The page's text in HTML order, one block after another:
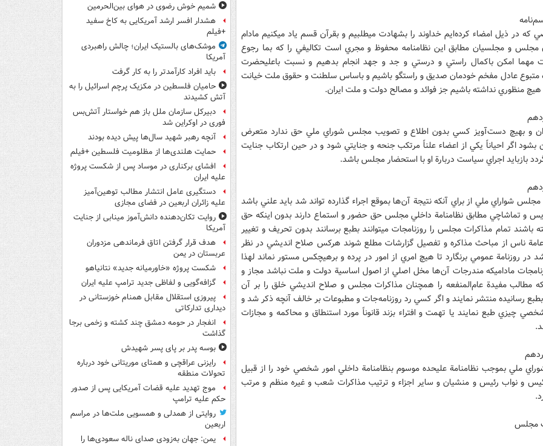
که در ذيل امضاء کرده‌ايم خداوند را بشهادت ميطلبيم و بقرآن قسم ياد ميکنيم مادام
و مجلسيان مطابق اين نظامنامه محفوظ و مجري است تکاليفي را که بما رجوع
مهما امکن باکمال راستي و درستي و جد و جهد انجام بدهيم و نسبت باعليحضرت
متبوع عادل مفخم خودمان صديق و راستگو باشيم و باساس سلطنت و حقوق ملت خيانت
هيچ منظوري نداشته باشيم جز فوائد و مصالح دولت و ملت ايران.
و بهيچ دست‌آويز کسي بدون اطلاع و تصويب مجلس شوراي ملي حق ندارد متعرض
بشود اگر احياناً يکي از اعضاء علناً مرتکب جنحه و جنايتي شود و در حين ارتکاب جنايت
بازبايد اجراي سياست دربارة او با استحضار مجلس باشد.
مجلس شواراي ملي از براي آنکه نتيجة آن‌ها بموقع اجراء گذارده تواند شد بايد علني باشد
و تماشاچي مطابق نظامنامة داخلي مجلس حق حضور و استماع دارند بدون اينکه حق
باشند تمام مذاکرات مجلس را روزنامجات ميتوانند بطبع برسانند بدون تحريف و تغيير
ناس از مباحث مذاکره و تفصيل گزارشات مطلع شوند هرکس صلاح انديشي در نظر
در روزنامة عمومي برنگارد تا هيچ امري از امور در پرده و برهيچکس مستور نماند لهذا
ماداميکه مندرجات آن‌ها مخل اصلي از اصول اساسية دولت و ملت نباشد مجاز و
مطالب مفيدة عام‌المنفعه را همچنان مذاکرات مجلس و صلاح انديشي خلق را بر آن
رسانيده منتشر نمايند و اگر کسي رد روزنامه‌جات و مطبوعات بر خالف آنچه ذکر شد و
چيزي طبع نمايند يا تهمت و افتراء بزند قانوناً مورد استنطاق و محاکمه و مجازات
ملي بموجب نظامنامة عليحده موسوم بنظامنامة داخلي امور شخصي خود را از قبيل
و نواب رئيس و منشيان و ساير اجزاء و ترتيب مذاکرات شعب و غيره منظم و مرتب
مجلس
شمیم خوش رضوی در هوای بین‌الحرمین
هشدار افسر ارشد آمریکایی به کاخ سفید
+فیلم
موشک‌های بالستیک ایران؛ چالش راهبردی
آمریکا
باید افراد کارآمدتر را به کار گرفت
حامیان فلسطین در مکزیک پرچم اسرائیل را به
آتش کشیدند
دبیرکل سازمان ملل باز هم خواستار آتش‌بس
فوری در اوکراین شد
آنچه رهبر شهید سال‌ها پیش دیده بودند
حمایت هلندی‌ها از مظلومیت فلسطین +فیلم
افشای برکناری در موساد پس از شکست پروژه
علیه ایران
دستگیری عامل انتشار مطالب توهین‌آمیز
علیه زائران اربعین در فضای مجازی
روایت تکان‌دهنده دانش‌آموز مینابی از جنایت
آمریکا
هدف قرار گرفتن اتاق‌ فرماندهی مزدوران
عربستان در یمن
شکست پروژه «خاورمیانه جدید» نتانیاهو
گزافه‌گویی و لفاظی جدید ترامپ علیه ایران
پیروزی استقلال مقابل همنام خوزستانی در
دیداری تدارکاتی
انفجار در حومه دمشق چند کشته و زخمی برجا
گذاشت
بوسه‌ پدر بر پای پسر شهیدش
رایزنی عراقچی و همتای موریتانی خود درباره
تحولات منطقه
موج تهدید علیه قضات آمریکایی پس از صدور
حکم علیه ترامپ
روایتی از همدلی و همسویی ملت‌ها در مراسم
اربعین
یمن: جهان به‌زودی صدای ناله سعودی‌ها را